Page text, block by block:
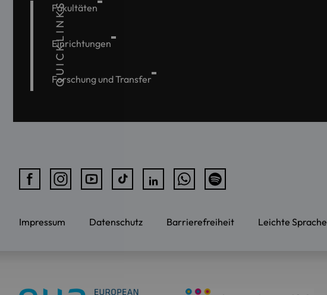
QUICKLINKS
Fakultäten
Einrichtungen
Forschung und Transfer
Impressum Datenschutz Barrierefreiheit Leichte Sprache